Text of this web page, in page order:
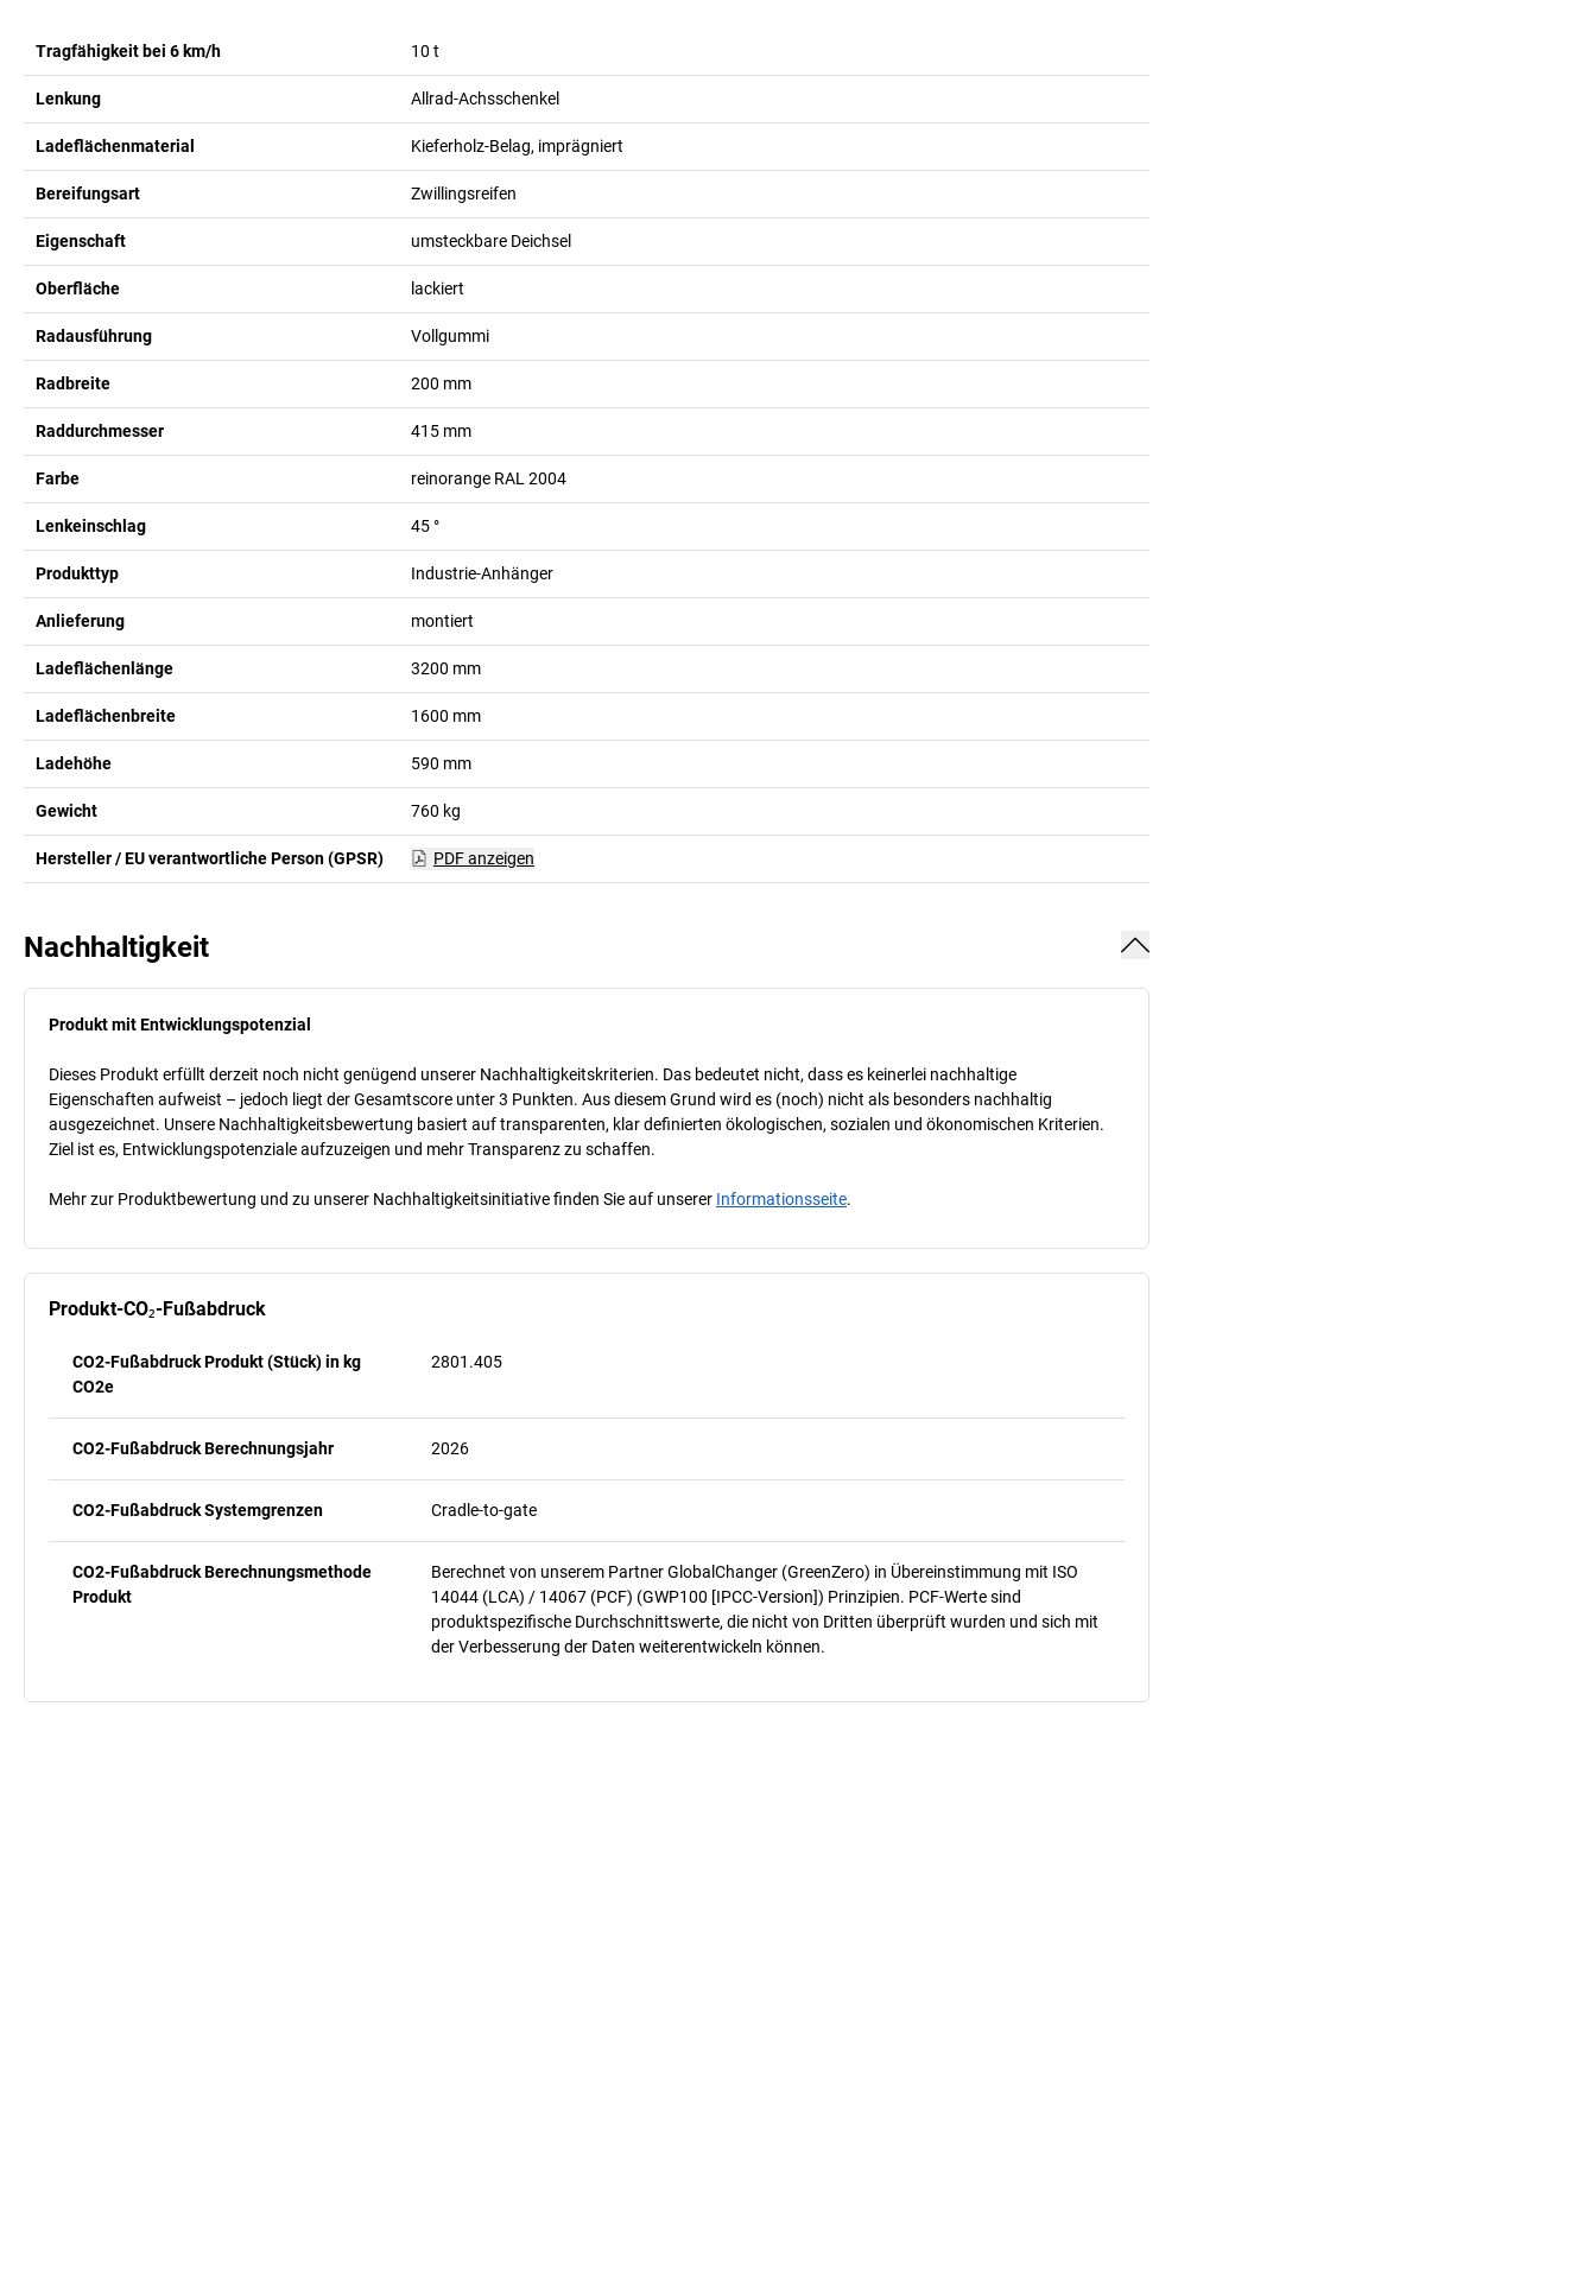
Tragfähigkeit bei 6 km/h 10 t
Lenkung Allrad-Achsschenkel
Ladeflächenmaterial Kieferholz-Belag, imprägniert
Bereifungsart Zwillingsreifen
Eigenschaft umsteckbare Deichsel
Oberfläche lackiert
Radausführung Vollgummi
Radbreite 200 mm
Raddurchmesser 415 mm
Farbe reinorange RAL 2004
Lenkeinschlag 45 °
Produkttyp Industrie-Anhänger
Anlieferung montiert
Ladeflächenlänge 3200 mm
Ladeflächenbreite 1600 mm
Ladehöhe 590 mm
Gewicht 760 kg
Hersteller / EU verantwortliche Person (GPSR) PDF anzeigen
Nachhaltigkeit
Produkt mit Entwicklungspotenzial
Dieses Produkt erfüllt derzeit noch nicht genügend unserer Nachhaltigkeitskriterien. Das bedeutet nicht, dass es keinerlei nachhaltige
Eigenschaften aufweist – jedoch liegt der Gesamtscore unter 3 Punkten. Aus diesem Grund wird es (noch) nicht als besonders nachhaltig
ausgezeichnet. Unsere Nachhaltigkeitsbewertung basiert auf transparenten, klar definierten ökologischen, sozialen und ökonomischen Kriterien.
Ziel ist es, Entwicklungspotenziale aufzuzeigen und mehr Transparenz zu schaffen.
Mehr zur Produktbewertung und zu unserer Nachhaltigkeitsinitiative finden Sie auf unserer Informationsseite.
Produkt-CO₂-Fußabdruck
CO2-Fußabdruck Produkt (Stück) in kg
CO2e
2801.405
CO2-Fußabdruck Berechnungsjahr 2026
CO2-Fußabdruck Systemgrenzen Cradle-to-gate
CO2-Fußabdruck Berechnungsmethode
Produkt
Berechnet von unserem Partner GlobalChanger (GreenZero) in Übereinstimmung mit ISO
14044 (LCA) / 14067 (PCF) (GWP100 [IPCC-Version]) Prinzipien. PCF-Werte sind
produktspezifische Durchschnittswerte, die nicht von Dritten überprüft wurden und sich mit
der Verbesserung der Daten weiterentwickeln können.